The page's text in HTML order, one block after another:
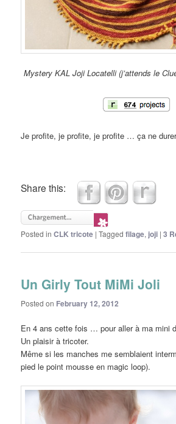
Mystery KAL Joji Locatelli (j’attends le
Je profite, je profite, je profite … ça ne
Share this:
Posted in CLK tricote |Tagged filage, joji |3
Un Girly Tout MiMi Joli
Posted on February 12, 2012
En 4 ans cette fois … pour aller à ma mini
Un plaisir à tricoter.
Même si les manches me semblaient
pied le point mousse en magic loop).